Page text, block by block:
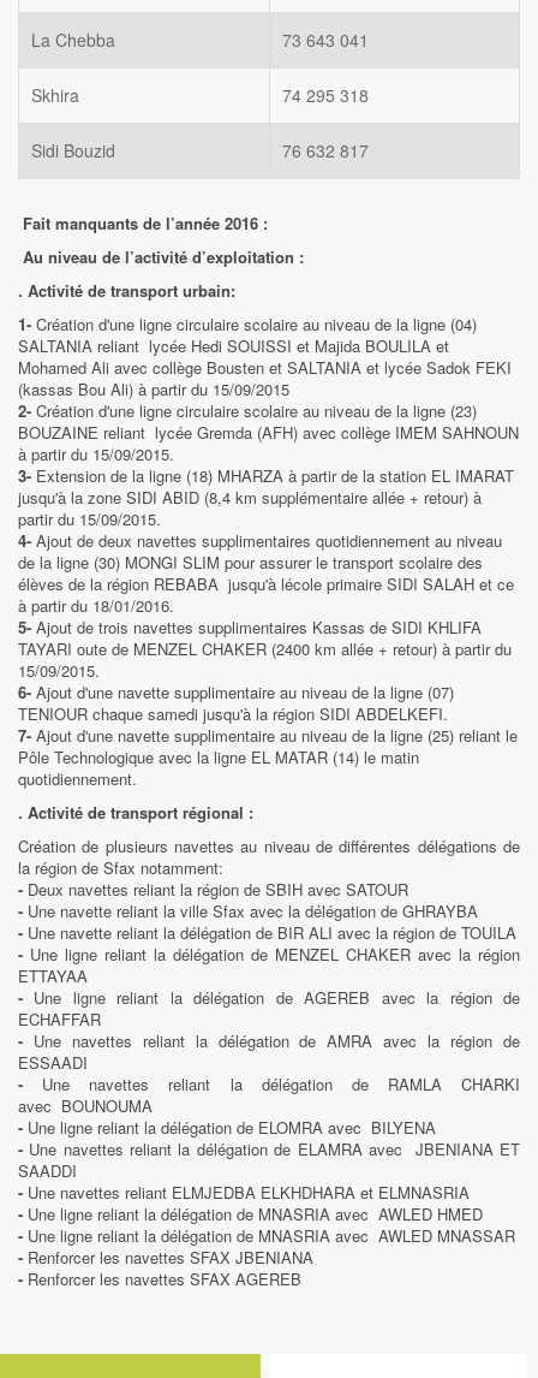
La Chebba 73 643 041
Skhira 74 295 318
Sidi Bouzid 76 632 817
Fait manquants de l’année 2016 :
Au niveau de l’activité d’exploitation :
. Activité de transport urbain:
1- Création d'une ligne circulaire scolaire au niveau de la ligne (04)
SALTANIA reliant lycée Hedi SOUISSI et Majida BOULILA et
Mohamed Ali avec collège Bousten et SALTANIA et lycée Sadok FEKI
(kassas Bou Ali) à partir du 15/09/2015
2- Création d'une ligne circulaire scolaire au niveau de la ligne (23)
BOUZAINE reliant lycée Gremda (AFH) avec collège IMEM SAHNOUN
à partir du 15/09/2015.
3- Extension de la ligne (18) MHARZA à partir de la station EL IMARAT
jusqu'à la zone SIDI ABID (8,4 km supplémentaire allée + retour) à
partir du 15/09/2015.
4- Ajout de deux navettes supplimentaires quotidiennement au niveau
de la ligne (30) MONGI SLIM pour assurer le transport scolaire des
élèves de la région REBABA jusqu'à lécole primaire SIDI SALAH et ce
à partir du 18/01/2016.
5- Ajout de trois navettes supplimentaires Kassas de SIDI KHLIFA
TAYARI oute de MENZEL CHAKER (2400 km allée + retour) à partir du
15/09/2015.
6- Ajout d'une navette supplimentaire au niveau de la ligne (07)
TENIOUR chaque samedi jusqu'à la région SIDI ABDELKEFI.
7- Ajout d'une navette supplimentaire au niveau de la ligne (25) reliant le
Pôle Technologique avec la ligne EL MATAR (14) le matin
quotidiennement.
. Activité de transport régional :
Création de plusieurs navettes au niveau de différentes délégations de
la région de Sfax notamment:
- Deux navettes reliant la région de SBIH avec SATOUR
- Une navette reliant la ville Sfax avec la délégation de GHRAYBA
- Une navette reliant la délégation de BIR ALI avec la région de TOUILA
- Une ligne reliant la délégation de MENZEL CHAKER avec la région
ETTAYAA
- Une ligne reliant la délégation de AGEREB avec la région de
ECHAFFAR
- Une navettes reliant la délégation de AMRA avec la région de
ESSAADI
- Une navettes reliant la délégation de RAMLA CHARKI
avec BOUNOUMA
- Une ligne reliant la délégation de ELOMRA avec BILYENA
- Une navettes reliant la délégation de ELAMRA avec JBENIANA ET
SAADDI
- Une navettes reliant ELMJEDBA ELKHDHARA et ELMNASRIA
- Une ligne reliant la délégation de MNASRIA avec AWLED HMED
- Une ligne reliant la délégation de MNASRIA avec AWLED MNASSAR
- Renforcer les navettes SFAX JBENIANA
- Renforcer les navettes SFAX AGEREB